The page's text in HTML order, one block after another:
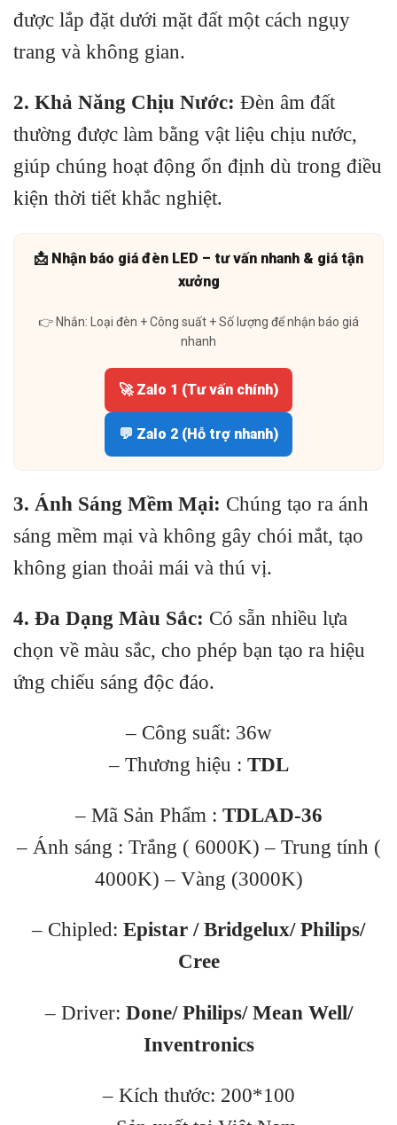
được lắp đặt dưới mặt đất một cách ngụy
trang và không gian.
2. Khả Năng Chịu Nước: Đèn âm đất
thường được làm bằng vật liệu chịu nước,
giúp chúng hoạt động ổn định dù trong điều
kiện thời tiết khắc nghiệt.
📩 Nhận báo giá đèn LED – tư vấn nhanh & giá tận
xưởng
👉 Nhắn: Loại đèn + Công suất + Số lượng để nhận báo giá
nhanh
🚀 Zalo 1 (Tư vấn chính)
💬 Zalo 2 (Hỗ trợ nhanh)
3. Ánh Sáng Mềm Mại: Chúng tạo ra ánh
sáng mềm mại và không gây chói mắt, tạo
không gian thoải mái và thú vị.
4. Đa Dạng Màu Sắc: Có sẵn nhiều lựa
chọn về màu sắc, cho phép bạn tạo ra hiệu
ứng chiếu sáng độc đáo.
– Công suất: 36w
– Thương hiệu : TDL
– Mã Sản Phẩm : TDLAD-36
– Ánh sáng : Trắng ( 6000K) – Trung tính (
4000K) – Vàng (3000K)
– Chipled: Epistar / Bridgelux/ Philips/
Cree
– Driver: Done/ Philips/ Mean Well/
Inventronics
– Kích thước: 200*100